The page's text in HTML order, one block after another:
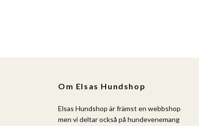
Om Elsas Hundshop
Elsas Hundshop är främst en webbshop
men vi deltar också på hundevenemang